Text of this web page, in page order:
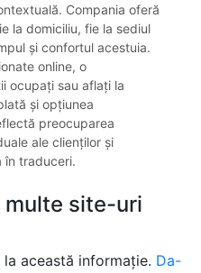
Compania oferă
la domiciliu, fie la sediul
și confortul acestuia.
online, o
ocupați sau aflați la
și opțiunea
preocuparea
ale clienților și
în traduceri.
multe site-uri
această informație. Da-